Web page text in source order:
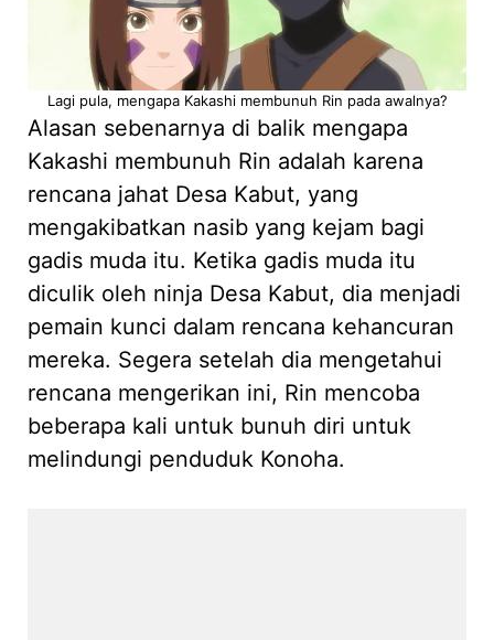
Lagi pula, mengapa Kakashi membunuh Rin pada awalnya?
Alasan sebenarnya di balik mengapa
Kakashi membunuh Rin adalah karena
rencana jahat Desa Kabut, yang
mengakibatkan nasib yang kejam bagi
gadis muda itu. Ketika gadis muda itu
diculik oleh ninja Desa Kabut, dia menjadi
pemain kunci dalam rencana kehancuran
mereka. Segera setelah dia mengetahui
rencana mengerikan ini, Rin mencoba
beberapa kali untuk bunuh diri untuk
melindungi penduduk Konoha.